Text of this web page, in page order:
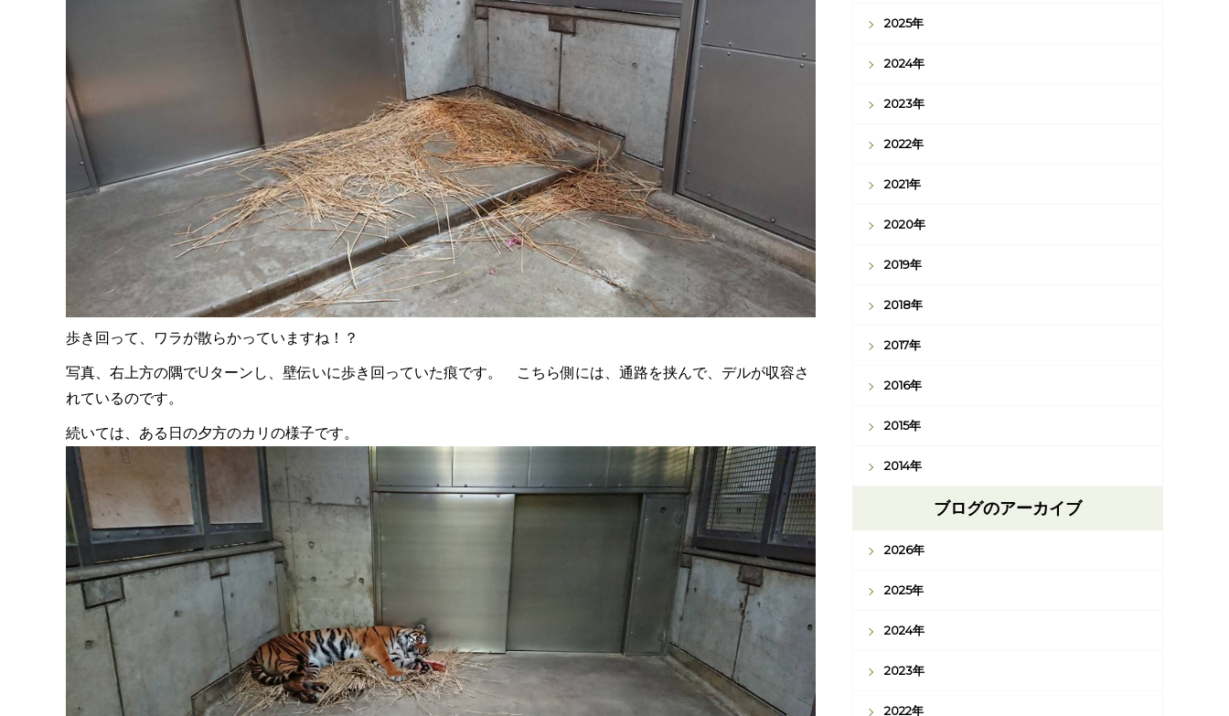
歩き回って、ワラが散らかっていますね！？
写真、右上方の隅でUターンし、壁伝いに歩き回っていた痕です。 こちら側には、通路を挟んで、デルが収容さ
れているのです。
続いては、ある日の夕方のカリの様子です。
2025年
2024年
2023年
2022年
2021年
2020年
2019年
2018年
2017年
2016年
2015年
2014年
ブログのアーカイブ
2026年
2025年
2024年
2023年
2022年